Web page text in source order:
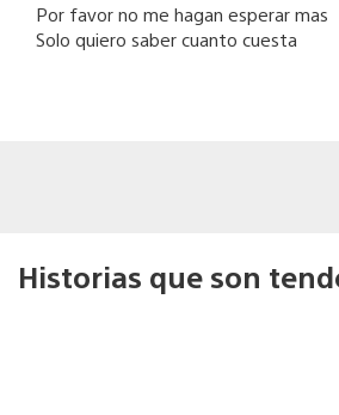
Por favor no me hagan esperar mas
Solo quiero saber cuanto cuesta
Historias que son